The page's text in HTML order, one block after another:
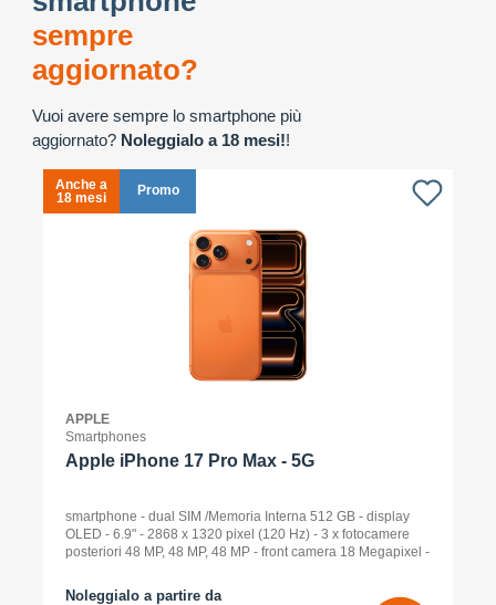
sempre
aggiornato?
Vuoi avere sempre lo smartphone più
aggiornato? Noleggialo a 18 mesi!!
Anche a
18 mesi
Promo
APPLE
Smartphones
Apple iPhone 17 Pro Max - 5G
smartphone - dual SIM /Memoria Interna 512 GB - display
OLED - 6.9" - 2868 x 1320 pixel (120 Hz) - 3 x fotocamere
posteriori 48 MP, 48 MP, 48 MP - front camera 18 Megapixel -
Noleggialo a partire da